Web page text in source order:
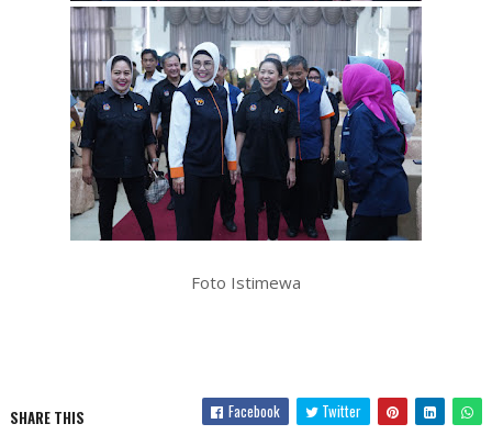
Foto Istimewa
SHARE THIS Facebook Twitter